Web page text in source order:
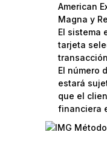
American
Magna y
El sistema
tarjeta
El número
estará
que el
financiera